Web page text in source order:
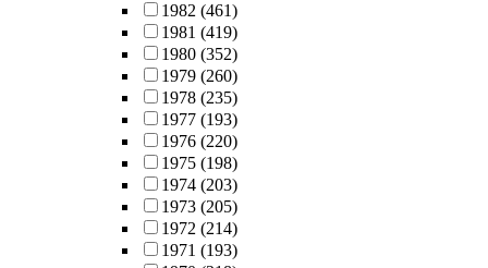
1982 (461)
1981 (419)
1980 (352)
1979 (260)
1978 (235)
1977 (193)
1976 (220)
1975 (198)
1974 (203)
1973 (205)
1972 (214)
1971 (193)